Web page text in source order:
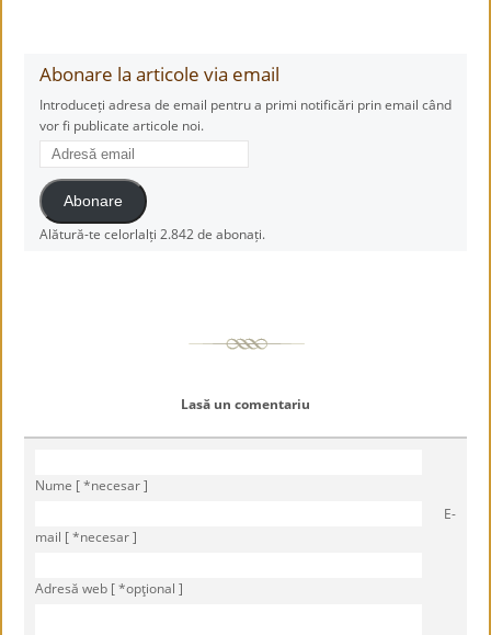
Abonare la articole via email
Introduceți adresa de email pentru a primi notificări prin email când
vor fi publicate articole noi.
Adresă
email
Abonare
Alătură-te celorlalți 2.842 de abonați.
Lasă un comentariu
Nume [ *necesar ]
E-
mail [ *necesar ]
Adresă web [ *opţional ]